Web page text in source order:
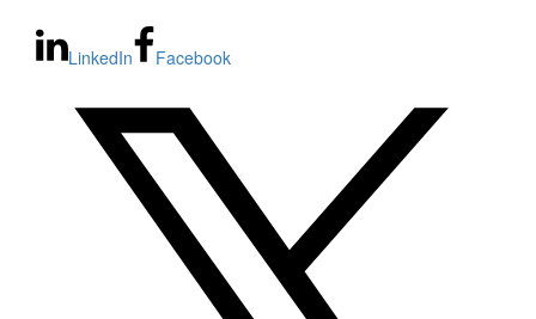
LinkedIn Facebook